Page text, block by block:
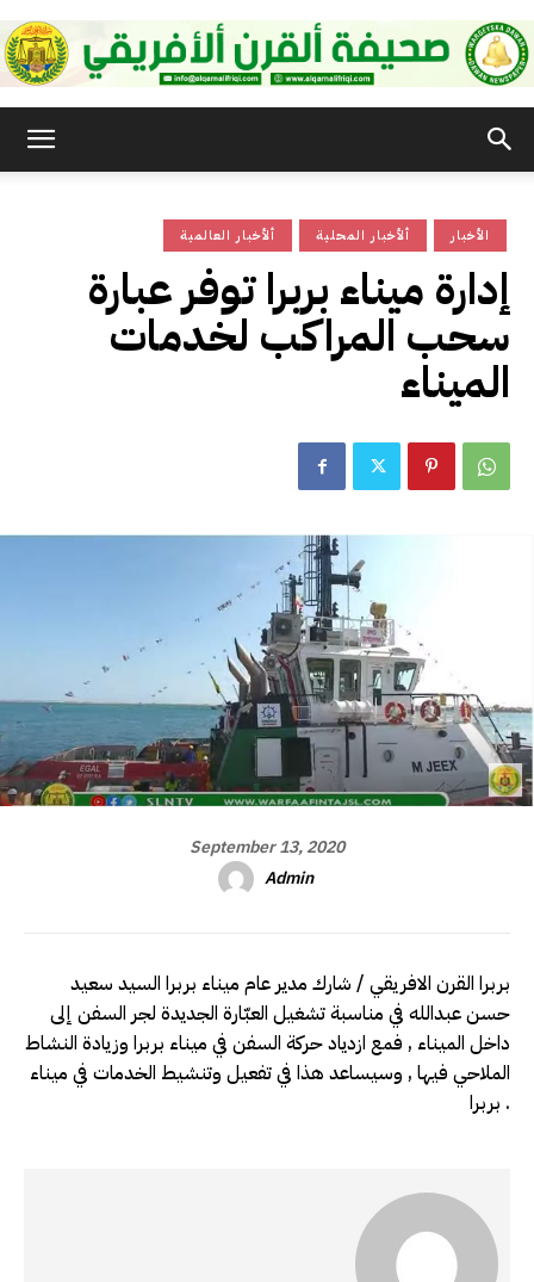
القرن
الأفريقي
ألأخبار العالمية ألأخبار المحلية الأخبار
إدارة ميناء بربرا توفر عبارة
سحب المراكب لخدمات
الميناء
September 13, 2020
Admin
بربرا القرن الافريقي / شارك مدير عام ميناء بربرا السيد سعيد
حسن عبدالله في مناسبة تشغيل العبّارة الجديدة لجر السفن إلى
داخل الميناء , فمع ازدياد حركة السفن في ميناء بربرا وزيادة النشاط
الملاحي فيها , وسيساعد هذا في تفعيل وتنشيط الخدمات في ميناء
بربرا .